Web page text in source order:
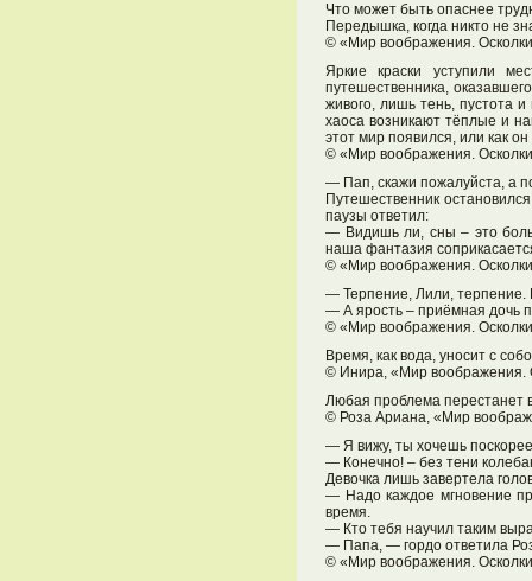
Что может быть опаснее
Передышка, когда никто не
© «Мир воображения.
Яркие краски уступили
путешественника,
живого, лишь тень, пустота
хаоса возникают тёплые и
этот мир появился, или как
© «Мир воображения.
— Пап, скажи пожалуйста, а
Путешественник
паузы ответил:
— Видишь ли, сны – это
наша фантазия
© «Мир воображения.
— Терпение, Лили, терпение.
— А ярость – приёмная дочь
© «Мир воображения.
Время, как вода, уносит с
© Инира, «Мир воображения.
Любая проблема перестанет
© Роза Ариана, «Мир
— Я вижу, ты хочешь
— Конечно! – без тени
Девочка лишь завертела
— Надо каждое мгновение
время.
— Кто тебя научил таким
— Папа, — гордо ответила
© «Мир воображения.